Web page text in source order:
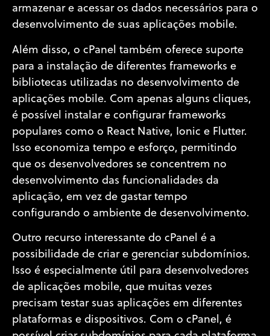
armazenar e acessar os dados necessários para o
desenvolvimento de suas aplicações mobile.
Além disso, o cPanel também oferece suporte
para a instalação de diferentes frameworks e
bibliotecas utilizadas no desenvolvimento de
aplicações mobile. Com apenas alguns cliques,
é possível instalar e configurar frameworks
populares como o React Native, Ionic e Flutter.
Isso economiza tempo e esforço, permitindo
que os desenvolvedores se concentrem no
desenvolvimento das funcionalidades da
aplicação, em vez de gastar tempo
configurando o ambiente de desenvolvimento.
Outro recurso interessante do cPanel é a
possibilidade de criar e gerenciar subdomínios.
Isso é especialmente útil para desenvolvedores
de aplicações mobile, que muitas vezes
precisam testar suas aplicações em diferentes
plataformas e dispositivos. Com o cPanel, é